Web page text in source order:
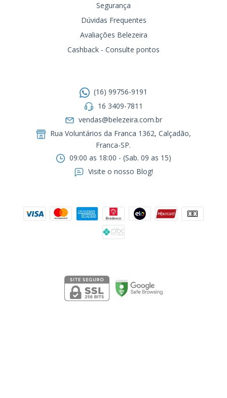
Segurança
Dúvidas Frequentes
Avaliações Belezeira
Cashback - Consulte pontos
(16) 99756-9191
16 3409-7811
vendas@belezeira.com.br
Rua Voluntários da Franca 1362, Calçadão,
Franca-SP.ㅤㅤㅤㅤㅤㅤㅤㅤㅤㅤㅤ
09:00 as 18:00 - (Sab. 09 as 15)
Visite o nosso Blog!